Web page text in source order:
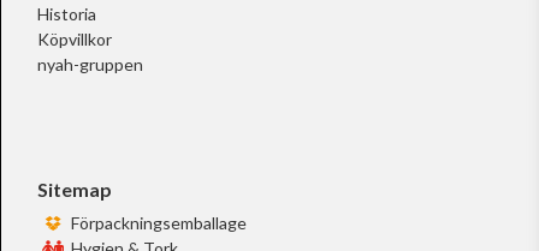
Historia
Köpvillkor
nyah-gruppen
Sitemap
Förpackningsemballage